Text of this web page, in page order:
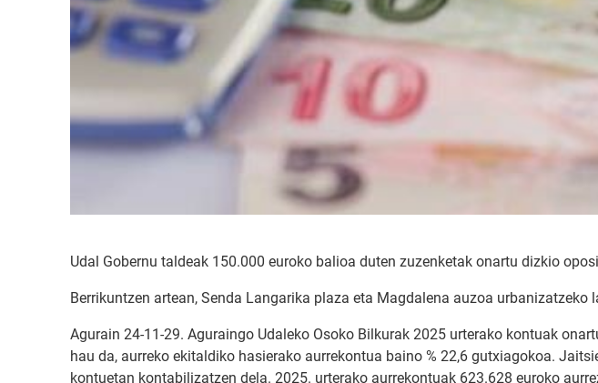
Udal Gobernu taldeak 150.000 euroko balioa duten zuzenketak onartu dizkio
Berrikuntzen artean, Senda Langarika plaza eta Magdalena auzoa urbanizatzeko
Agurain 24-11-29. Aguraingo Udaleko Osoko Bilkurak 2025 urterako kontuak
hau da, aurreko ekitaldiko hasierako aurrekontua baino % 22,6 gutxiagokoa.
kontuetan kontabilizatzen dela. 2025. urterako aurrekontuak 623.628 euroko